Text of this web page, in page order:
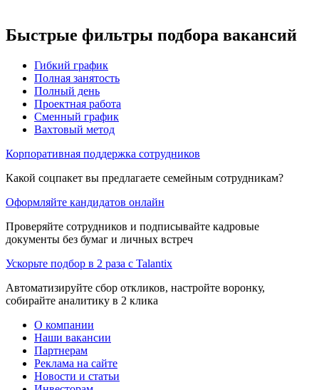
Быстрые фильтры подбора вакансий
Гибкий график
Полная занятость
Полный день
Проектная работа
Сменный график
Вахтовый метод
Корпоративная поддержка сотрудников
Какой соцпакет вы предлагаете семейным сотрудникам?
Оформляйте кандидатов онлайн
Проверяйте сотрудников и подписывайте кадровые
документы без бумаг и личных встреч
Ускорьте подбор в 2 раза с Talantix
Автоматизируйте сбор откликов, настройте воронку,
собирайте аналитику в 2 клика
О компании
Наши вакансии
Партнерам
Реклама на сайте
Новости и статьи